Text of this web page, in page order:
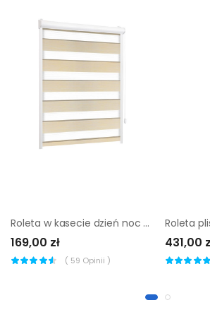
Roleta w kasecie dzień noc Naturale piasek 76.5 x 220 cm prawa
169,00 zł
( 59 Opinii )
431,00